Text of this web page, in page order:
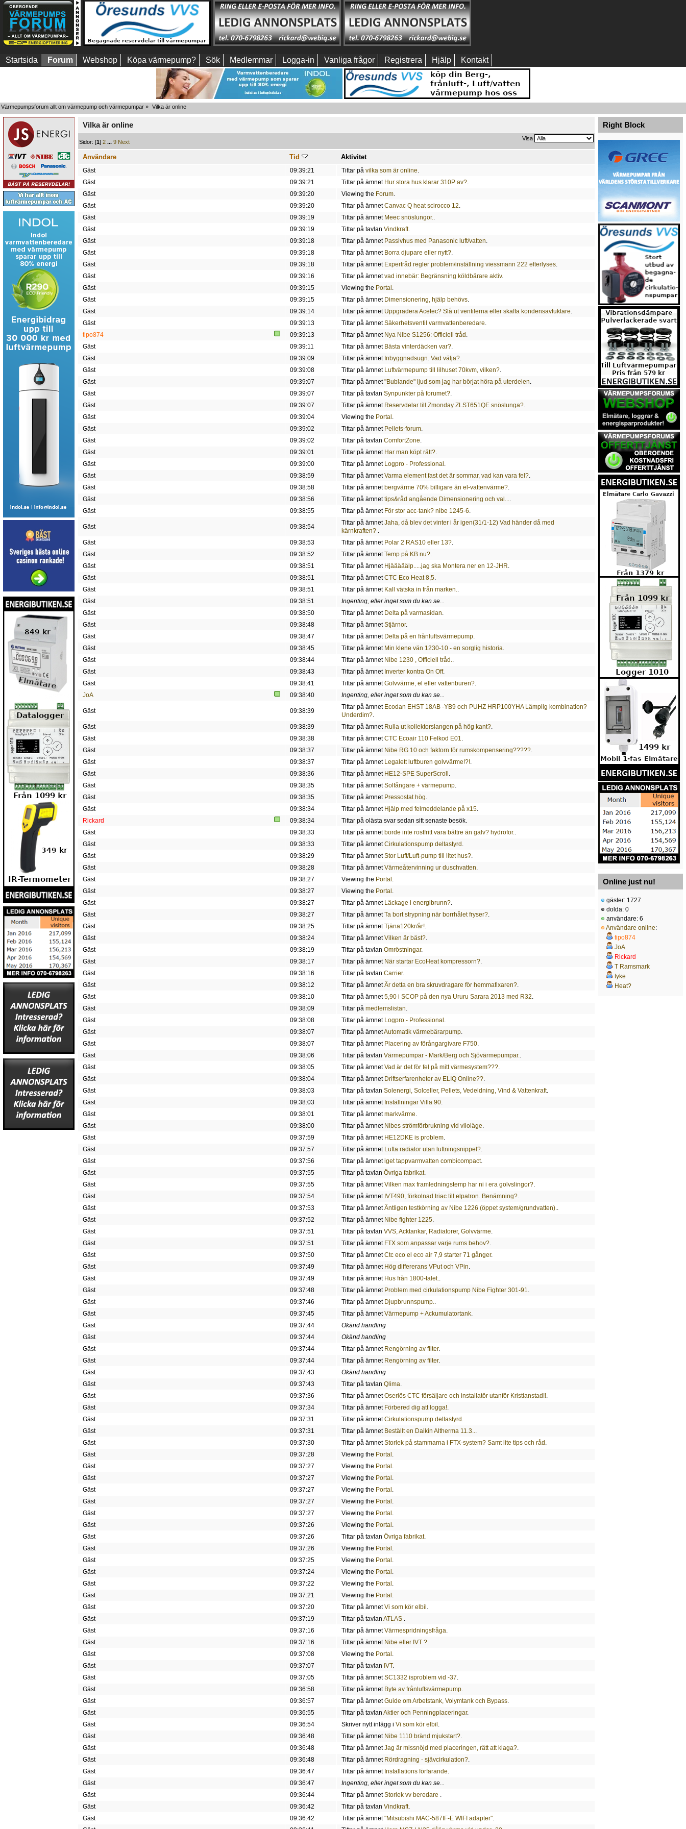
Startsida Forum Webshop Köpa värmepump? Sök Medlemmar Logga-in Vanliga frågor Registrera Hjälp Kontakt
Värmepumpsforum allt om värmepump och värmepumpar » Vilka är online
Vilka är online
Sidor: [1]2 ...9 Next
Visa
Användare Tid Aktivitet
Gäst 09:39:21 Tittar på vilka som är online
Gäst
09:39:21 Tittar på ämnet Hur stora hus klarar 310P av?.
Gäst
09:39:20 Viewing the Forum.
Gäst
09:39:20 Tittar på ämnetCanvac Q heat scirocco 12
Gäst
09:39:19 Tittar på ämnet Meec snöslungor.
Gäst
09:39:19 Tittar på tavlan Vindkraft.
Gäst
09:39:18 Tittar på ämnet Passivhus med Panasonic luft/vatten
Gäst
09:39:18 Tittar på ämnet Borra djupare eller nytt?.
Gäst
09:39:18 Tittar på ämnet Expertråd regler problem/inställning viessmann 222 efterlyses.
Gäst
09:39:16 Tittar på ämnetvad innebär: Begränsning köldbärare aktiv.
Gäst
09:39:15 Viewing the Portal
Gäst
09:39:15 Tittar på ämnet Dimensionering, hjälp behövs.
Gäst
09:39:14 Tittar på ämnet Uppgradera Acetec? Slå ut ventilerna eller skaffa kondensavfuktare
Gäst
09:39:13 Tittar på ämnetSäkerhetsventil varmvattenberedare
tipo874
09:39:13 Tittar på ämnet Nya Nibe S1256: Officiell tråd
Gäst
09:39:11 Tittar på ämnet Bästa vinterdäcken var?.
Gäst
09:39:09 Tittar på ämnet Inbyggnadsugn. Vad välja?.
Gäst
09:39:08 Tittar på ämnet Luftvärmepump till lilhuset 70kvm, vilken?.
Gäst
09:39:07 Tittar på ämnet"Bublande" ljud som jag har börjat höra på uterdelen
Gäst
09:39:07 Tittar på tavlan Synpunkter på forumet?.
Gäst
09:39:07 Tittar på ämnet Reservdelar till Zmonday ZLST651QE snöslunga?.
Gäst
09:39:04 Viewing the Portal
Gäst
09:39:02 Tittar på ämnet Pellets-forum.
Gäst
09:39:02 Tittar på tavlan ComfortZone
Gäst
09:39:01 Tittar på ämnet Har man köpt rätt?.
Gäst
09:39:00 Tittar på ämnet Logpro - Professional
Gäst
09:38:59 Tittar på ämnetVarma element fast det är sommar, vad kan vara fel?.
Gäst
09:38:58 Tittar på ämnetbergvärme 70% billigare än el-vattenvärme?.
Gäst
09:38:56 Tittar på ämnettips&råd angående Dimensionering och val...
Gäst
09:38:55 Tittar på ämnet För stor acc-tank? nibe 1245-6
Gäst 09:38:54
Tittar på ämnetJaha, då blev det vinter i år igen(31/1-12) Vad händer då med
kärnkraften?
Gäst
09:38:53 Tittar på ämnet Polar 2 RAS10 eller 13?.
Gäst
09:38:52 Tittar på ämnetTemp på KB nu?.
Gäst
09:38:51 Tittar på ämnet Hjääääälp.....jag ska Montera ner en 12-JHR
Gäst
09:38:51 Tittar på ämnetCTC Eco Heat 8,5.
Gäst
09:38:51 Tittar på ämnet Kall vätska in från marken.
Gäst
09:38:51
Ingenting, eller inget som du kan se...
Gäst
09:38:50 Tittar på ämnet Delta på varmasidan
Gäst
09:38:48 Tittar på ämnetStjärnor.
Gäst
09:38:47 Tittar på ämnet Delta på en frånluftsvärmepump.
Gäst
09:38:45 Tittar på ämnet Min klene vän 1230-10 - en sorglig historia
Gäst
09:38:44 Tittar på ämnet Nibe 1230 , Officiell tråd.
Gäst
09:38:43 Tittar på ämnet Inverter kontra On Off.
Gäst
09:38:41 Tittar på ämnetGolvvärme, el eller vattenburen?.
JoA
09:38:40 Ingenting, eller inget som du kan se...
Gäst 09:38:39
Tittar på ämnet Ecodan EHST 18AB -YB9 och PUHZ HRP100YHA Lämplig kombination?
Underdim?.
Gäst
09:38:39 Tittar på ämnet Rulla ut kollektorslangen på hög kant?.
Gäst
09:38:38 Tittar på ämnetCTC Ecoair 110 Felkod E01
Gäst
09:38:37 Tittar på ämnet Nibe RG 10 och faktorn för rumskompensering?????.
Gäst
09:38:37 Tittar på ämnet Legalett luftburen golvvärme!?!.
Gäst
09:38:36 Tittar på ämnet HE12-SPE SuperScroll
Gäst
09:38:35 Tittar på ämnetSolfångare + värmepump.
Gäst
09:38:35 Tittar på ämnet Pressostat hög
Gäst
09:38:34 Tittar på ämnet Hjälp med felmeddelande på x15.
Rickard
09:38:34
Tittar på olästa svar sedan sitt senaste besök.
Gäst
09:38:33 Tittar på ämnetborde inte rostfritt vara bättre än galv? hydrofor.
Gäst
09:38:33 Tittar på ämnetCirkulationspump deltastyrd
Gäst
09:38:29 Tittar på ämnetStor Luft/Luft-pump till litet hus?.
Gäst
09:38:28 Tittar på ämnetVärmeåtervinning ur duschvatten
Gäst
09:38:27 Viewing the Portal
Gäst
09:38:27 Viewing the Portal
Gäst
09:38:27 Tittar på ämnet Läckage i energibrunn?.
Gäst
09:38:27 Tittar på ämnetTa bort strypning när borrhålet fryser?.
Gäst
09:38:25 Tittar på ämnetTjäna120kr/år!.
Gäst
09:38:24 Tittar på ämnetVilken är bäst?.
Gäst
09:38:19 Tittar på tavlan Omröstningar.
Gäst
09:38:17 Tittar på ämnet När startar EcoHeat kompressorn?.
Gäst
09:38:16 Tittar på tavlan Carrier.
Gäst
09:38:12 Tittar på ämnetÄr detta en bra skruvdragare för hemmafixaren?.
Gäst
09:38:10 Tittar på ämnet5,90 i SCOP på den nya Ururu Sarara 2013 med R32
Gäst
09:38:09 Tittar på medlemslistan
Gäst
09:38:08 Tittar på ämnet Logpro - Professional
Gäst
09:38:07 Tittar på ämnetAutomatik värmebärarpump.
Gäst
09:38:07 Tittar på ämnet Placering av förångargivare F750.
Gäst
09:38:06 Tittar på tavlan Värmepumpar - Mark/Berg och Sjövärmepumpar.
Gäst
09:38:05 Tittar på ämnetVad är det för fel på mitt värmesystem???.
Gäst
09:38:04 Tittar på ämnet Driftserfarenheter av ELIQ Online??.
Gäst
09:38:03 Tittar på tavlan Solenergi, Solceller, Pellets, Vedeldning, Vind & Vattenkraft.
Gäst
09:38:03 Tittar på ämnet Inställningar Villa 90.
Gäst
09:38:01 Tittar på ämnetmarkvärme
Gäst
09:38:00 Tittar på ämnet Nibes strömförbrukning vid viloläge
Gäst
09:37:59 Tittar på ämnet HE12DKE is problem.
Gäst
09:37:57 Tittar på ämnet Lufta radiator utan luftningsnippel?.
Gäst
09:37:56 Tittar på ämnetiget tappvarmvatten combicompact.
Gäst
09:37:55 Tittar på tavlan Övriga fabrikat.
Gäst
09:37:55 Tittar på ämnetVilken max framledningstemp har ni i era golvslingor?.
Gäst
09:37:54 Tittar på ämnet IVT490, förkolnad triac till elpatron. Benämning?.
Gäst
09:37:53 Tittar på ämnetÄntligen testkörning av Nibe 1226 (öppet system/grundvatten).
Gäst
09:37:52 Tittar på ämnet Nibe fighter 1225.
Gäst
09:37:51 Tittar på tavlan VVS, Acktankar, Radiatorer, Golvvärme
Gäst
09:37:51 Tittar på ämnet FTX som anpassar varje rums behov?.
Gäst
09:37:50 Tittar på ämnetCtc eco el eco air 7,9 starter 71 gånger.
Gäst
09:37:49 Tittar på ämnet Hög differerans VPut och VPin
Gäst
09:37:49 Tittar på ämnet Hus från 1800-talet.
Gäst
09:37:48 Tittar på ämnet Problem med cirkulationspump Nibe Fighter 301-91
Gäst
09:37:46 Tittar på ämnet Djupbrunnspump.
Gäst
09:37:45 Tittar på ämnetVärmepump + Ackumulatortank.
Gäst
09:37:44
Okänd handling
Gäst
09:37:44
Okänd handling
Gäst
09:37:44 Tittar på ämnet Rengörning av filter.
Gäst
09:37:44 Tittar på ämnet Rengörning av filter.
Gäst
09:37:43
Okänd handling
Gäst
09:37:43 Tittar på tavlan Qlima
Gäst
09:37:36 Tittar på ämnetOseriös CTC försäljare och installatör utanför Kristianstad!!.
Gäst
09:37:34 Tittar på ämnet Förbered dig att logga!.
Gäst
09:37:31 Tittar på ämnetCirkulationspump deltastyrd
Gäst
09:37:31 Tittar på ämnet Beställt en Daikin Altherma 11.3..
Gäst
09:37:30 Tittar på ämnetStorlek på stammarna i FTX-system? Samt lite tips och råd
Gäst
09:37:28 Viewing the Portal
Gäst
09:37:27 Viewing the Portal
Gäst
09:37:27 Viewing the Portal
Gäst
09:37:27 Viewing the Portal
Gäst
09:37:27 Viewing the Portal
Gäst
09:37:27 Viewing the Portal
Gäst
09:37:26 Viewing the Portal
Gäst
09:37:26 Tittar på tavlan Övriga fabrikat.
Gäst
09:37:26 Viewing the Portal
Gäst
09:37:25 Viewing the Portal
Gäst
09:37:24 Viewing the Portal
Gäst
09:37:22 Viewing the Portal
Gäst
09:37:21 Viewing the Portal
Gäst
09:37:20 Tittar på ämnetVi som kör elbil
Gäst
09:37:19 Tittar på tavlan ATLAS
Gäst
09:37:16 Tittar på ämnetVärmespridningsfråga
Gäst
09:37:16 Tittar på ämnet Nibe eller IVT ?.
Gäst
09:37:08 Viewing the Portal
Gäst
09:37:07 Tittar på tavlan IVT.
Gäst
09:37:05 Tittar på ämnetSC1332 isproblem vid -37
Gäst
09:36:58 Tittar på ämnet Byte av frånluftsvärmepump.
Gäst
09:36:57 Tittar på ämnetGuide om Arbetstank, Volymtank och Bypass.
Gäst
09:36:55 Tittar på tavlan Aktier och Penningplaceringar.
Gäst
09:36:54 Skriver nytt inlägg i Vi som kör elbil
Gäst
09:36:48 Tittar på ämnet Nibe 1110 bränd mjukstart?.
Gäst
09:36:48 Tittar på ämnetJag är missnöjd med placeringen, rätt att klaga?.
Gäst
09:36:48 Tittar på ämnet Rördragning - sjävcirkulation?.
Gäst
09:36:47 Tittar på ämnet Installations förfarande
Gäst
09:36:47
Ingenting, eller inget som du kan se...
Gäst
09:36:44 Tittar på ämnetStorlek vv beredare
Gäst
09:36:42 Tittar på tavlan Vindkraft.
Gäst
09:36:42 Tittar på ämnet"Mitsubishi MAC-587IF-E WIFI adapter".
Right Block
Online just nu!
gäster: 1727
dolda: 0
användare: 6
Användare online:
tipo874
JoA
Rickard
T Ramsmark
tyke
Heat?